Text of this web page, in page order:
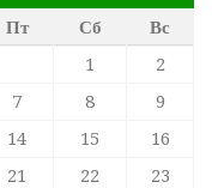
Пт Сб
Вс
1
2
7 8
9
14 15
16
21 22
23